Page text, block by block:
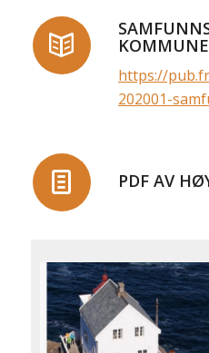
https://
202001-
PDF AV